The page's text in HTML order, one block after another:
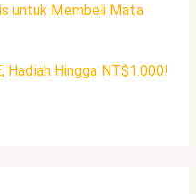
untuk Membeli Mata
Hadiah Hingga NT$1.000!